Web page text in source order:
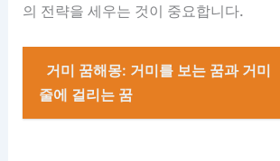
의 전략을 세우는 것이 중요합니다.
거미 꿈해몽: 거미를 보는 꿈과 거미
줄에 걸리는 꿈